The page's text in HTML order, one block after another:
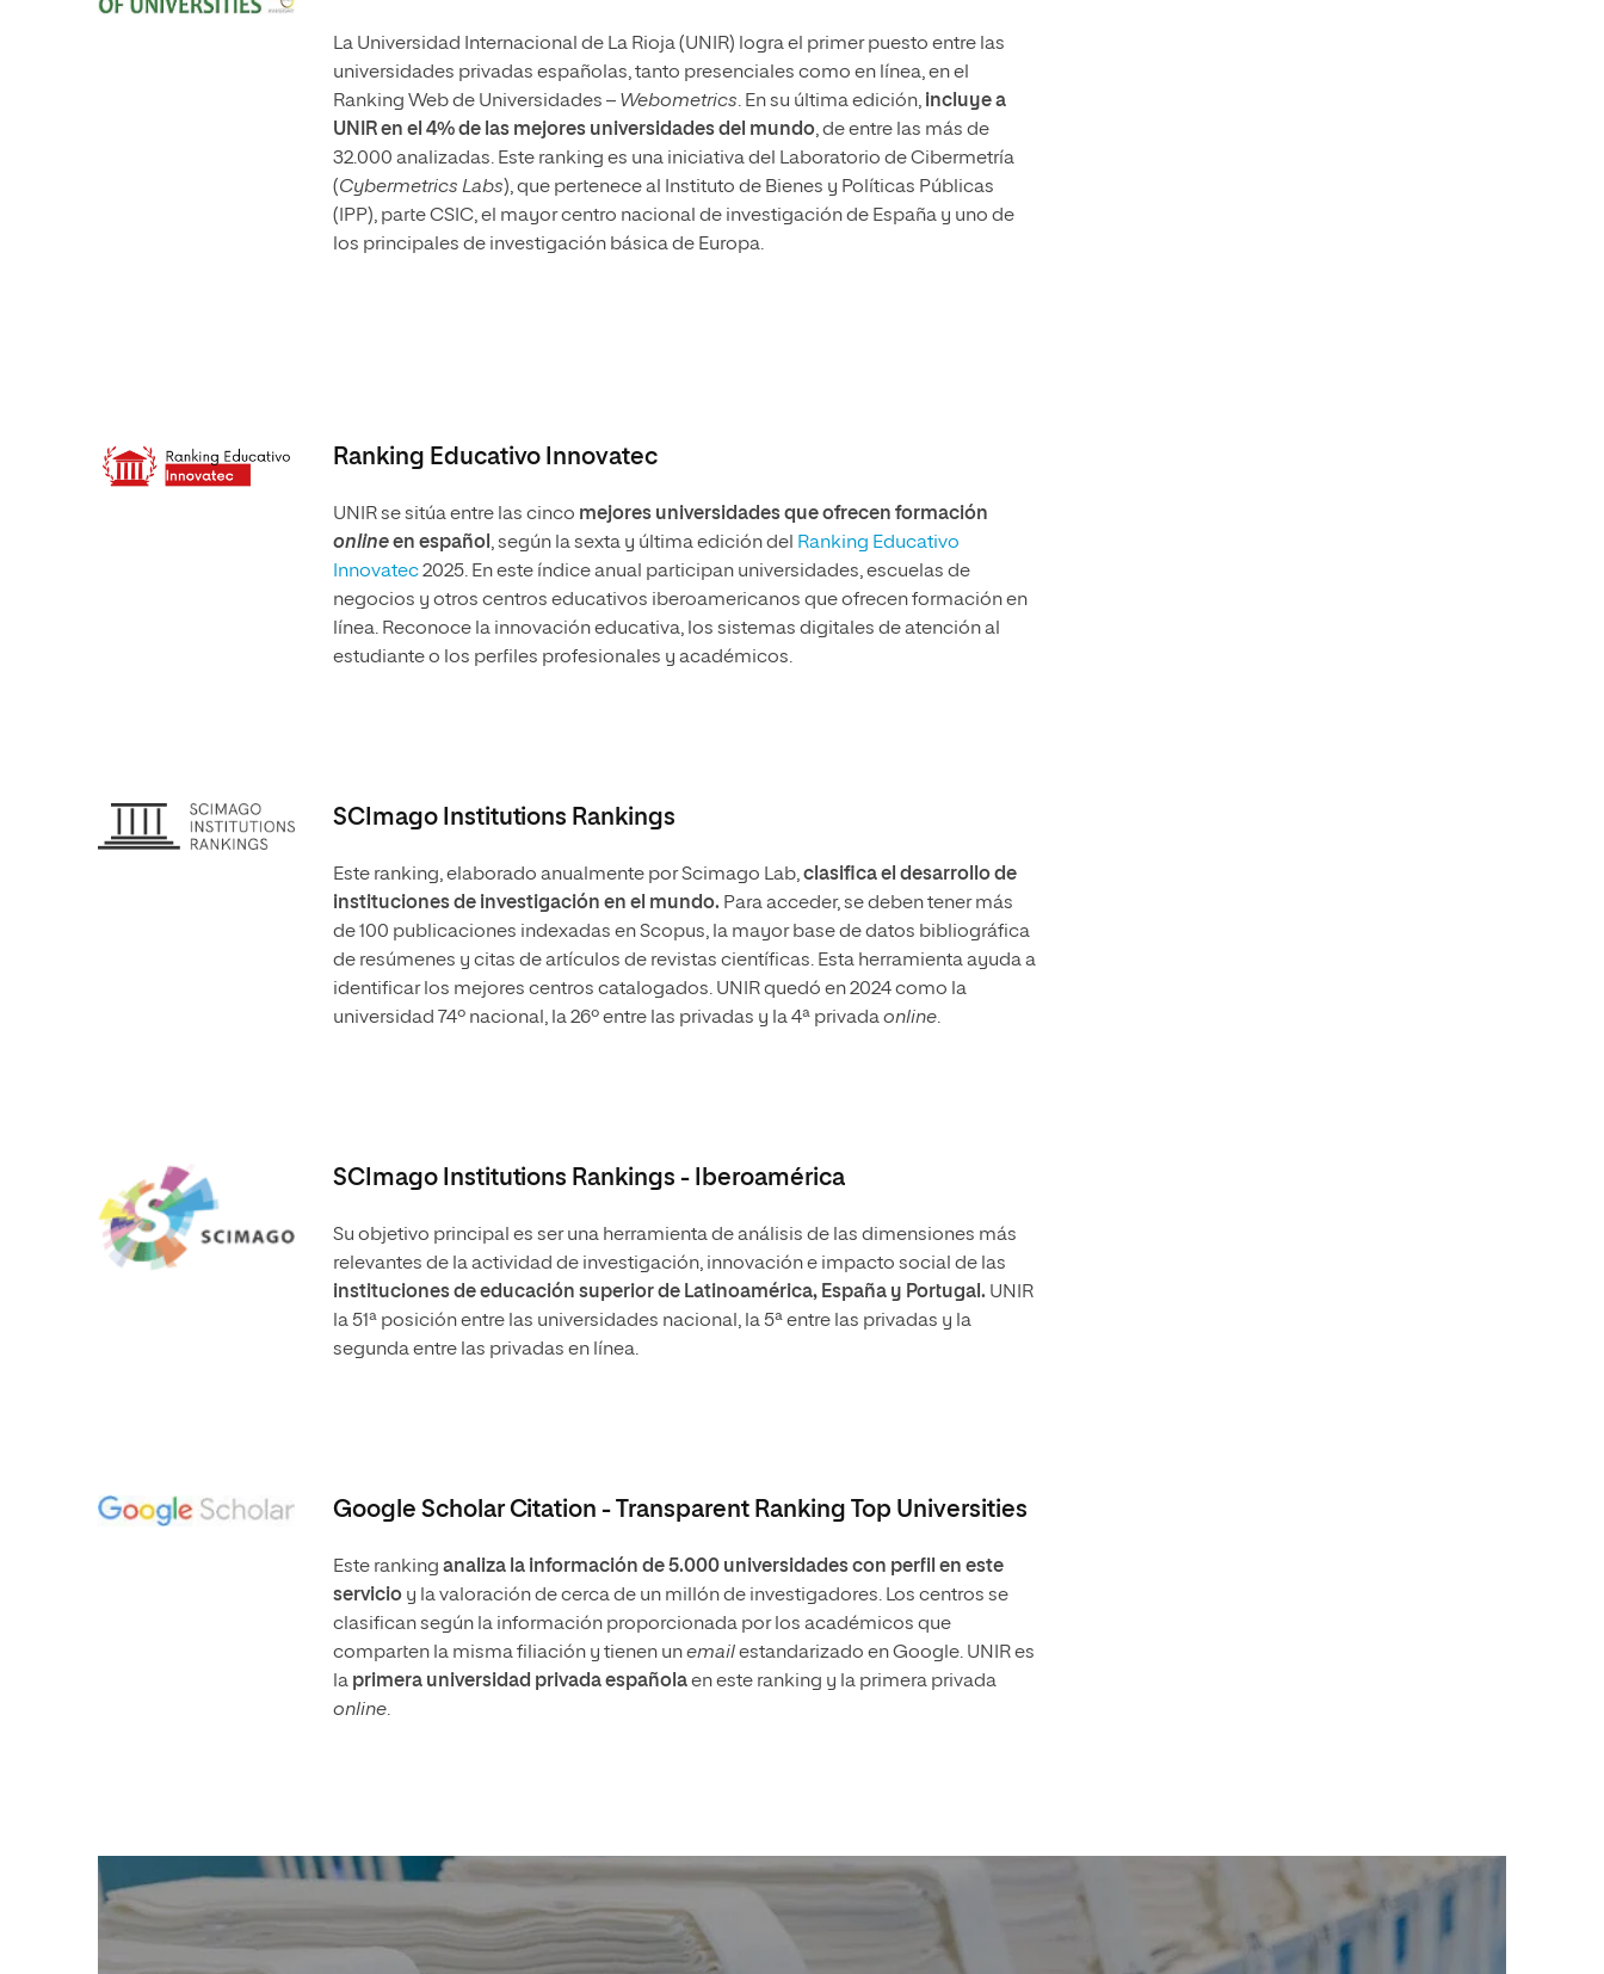
La Universidad Internacional de La Rioja (UNIR) logra el primer puesto entre las
universidades privadas españolas, tanto presenciales como en línea, en el
Ranking Web de Universidades – Webometrics. En su última edición, incluye a
UNIR en el 4% de las mejores universidades del mundo, de entre las más de
32.000 analizadas. Este ranking es una iniciativa del Laboratorio de Cibermetría
(Cybermetrics Labs), que pertenece al Instituto de Bienes y Políticas Públicas
(IPP), parte CSIC, el mayor centro nacional de investigación de España y uno de
los principales de investigación básica de Europa.
Ranking Educativo Innovatec
UNIR se sitúa entre las cinco mejores universidades que ofrecen formación
onlineen español , según la sexta y última edición del Ranking Educativo
Innovatec2025. En este índice anual participan universidades, escuelas de
negocios y otros centros educativos iberoamericanos que ofrecen formación en
línea. Reconoce la innovación educativa, los sistemas digitales de atención al
estudiante o los perfiles profesionales y académicos.
SCImago Institutions Rankings
Este ranking, elaborado anualmente por Scimago Lab,clasifica el desarrollo de
instituciones de investigación en el mundo. Para acceder, se deben tener más
de 100 publicaciones indexadas en Scopus, la mayor base de datos bibliográfica
de resúmenes y citas de artículos de revistas científicas. Esta herramienta ayuda a
identificar los mejores centros catalogados. UNIR quedó en 2024 como la
universidad 74º nacional, la 26º entre las privadas y la 4ª privadaonline.
SCImago Institutions Rankings - Iberoamérica
Su objetivo principal es ser una herramienta de análisis de las dimensiones más
relevantes de la actividad de investigación, innovación e impacto social de las
instituciones de educación superior de Latinoamérica, España y Portugal. UNIR
la 51ª posición entre las universidades nacional, la 5ª entre las privadas y la
segunda entre las privadas en línea.
Google Scholar Citation - Transparent Ranking Top Universities
Este ranking analiza la información de 5.000 universidades con perfil en este
servicioy la valoración de cerca de un millón de investigadores. Los centros se
clasifican según la información proporcionada por los académicos que
comparten la misma filiación y tienen unemailestandarizado en Google. UNIR es
la primera universidad privada españolaen este ranking y la primera privada
online.